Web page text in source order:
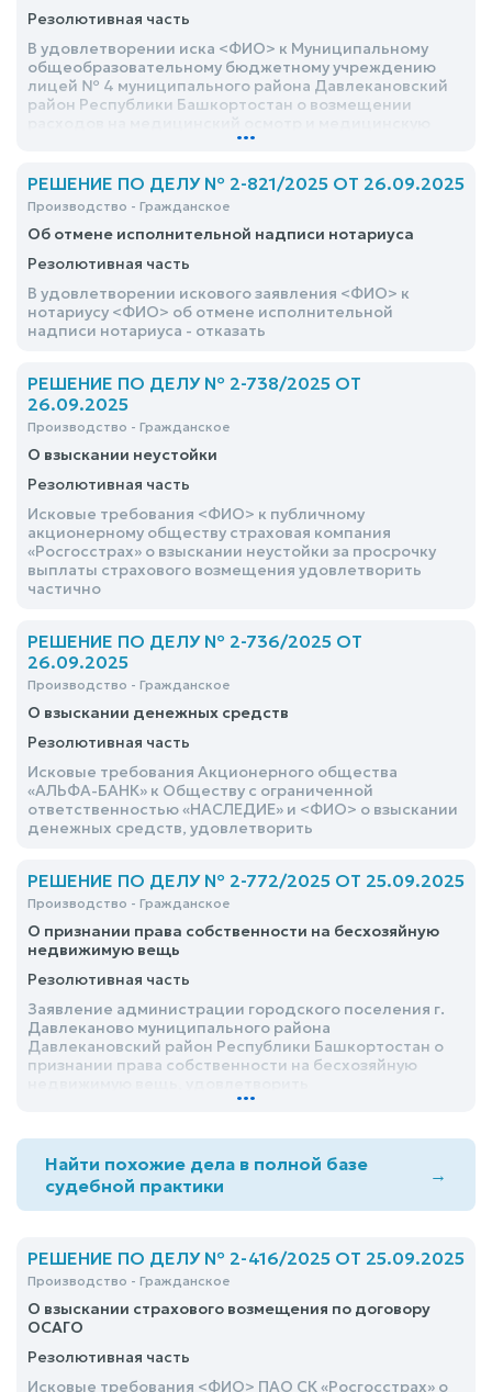
Резолютивная часть
В удовлетворении иска <ФИО> к Муниципальному
общеобразовательному бюджетному учреждению
лицей № 4 муниципального района Давлекановский
район Республики Башкортостан о возмещении
книжку, почтовых расходов, компенсации морального
...
РЕШЕНИЕ ПО ДЕЛУ № 2-821/2025 ОТ 26.09.2025
Производство - Гражданское
Об отмене исполнительной надписи нотариуса
Резолютивная часть
В удовлетворении искового заявления <ФИО> к
нотариусу <ФИО> об отмене исполнительной
надписи нотариуса - отказать
РЕШЕНИЕ ПО ДЕЛУ № 2-738/2025 ОТ
26.09.2025
Производство - Гражданское
О взыскании неустойки
Резолютивная часть
Исковые требования <ФИО> к публичному
акционерному обществу страховая компания
«Росгосстрах» о взыскании неустойки за просрочку
выплаты страхового возмещения удовлетворить
частично
РЕШЕНИЕ ПО ДЕЛУ № 2-736/2025 ОТ
26.09.2025
Производство - Гражданское
О взыскании денежных средств
Резолютивная часть
Исковые требования Акционерного общества
«АЛЬФА-БАНК» к Обществу с ограниченной
ответственностью «НАСЛЕДИЕ» и <ФИО> о взыскании
денежных средств, удовлетворить
РЕШЕНИЕ ПО ДЕЛУ № 2-772/2025 ОТ 25.09.2025
Производство - Гражданское
О признании права собственности на бесхозяйную
недвижимую вещь
Резолютивная часть
Заявление администрации городского поселения г.
Давлеканово муниципального района
Давлекановский район Республики Башкортостан о
признании права собственности на бесхозяйную
...
Найти похожие дела в полной базе
судебной практики
→
РЕШЕНИЕ ПО ДЕЛУ № 2-416/2025 ОТ 25.09.2025
Производство - Гражданское
О взыскании страхового возмещения по договору
ОСАГО
Резолютивная часть
Исковые требования <ФИО> ПАО СК «Росгосстрах» о